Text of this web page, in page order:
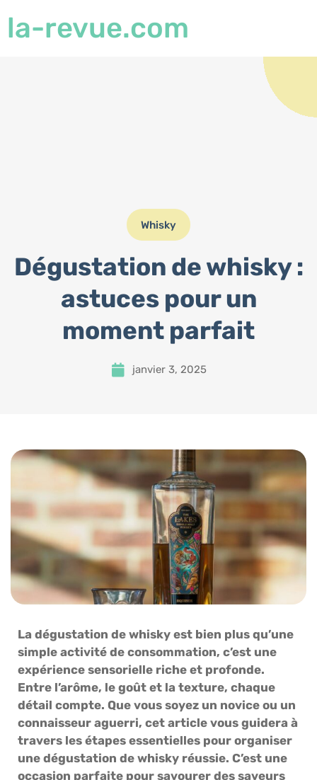
la-revue.com
Whisky
Dégustation de whisky :
astuces pour un
moment parfait
janvier 3, 2025
La dégustation de whisky est bien plus qu’une
simple activité de consommation, c’est une
expérience sensorielle riche et profonde.
Entre l’arôme, le goût et la texture, chaque
détail compte. Que vous soyez un novice ou un
connaisseur aguerri, cet article vous guidera à
travers les étapes essentielles pour organiser
une dégustation de whisky réussie. C’est une
occasion parfaite pour savourer des saveurs